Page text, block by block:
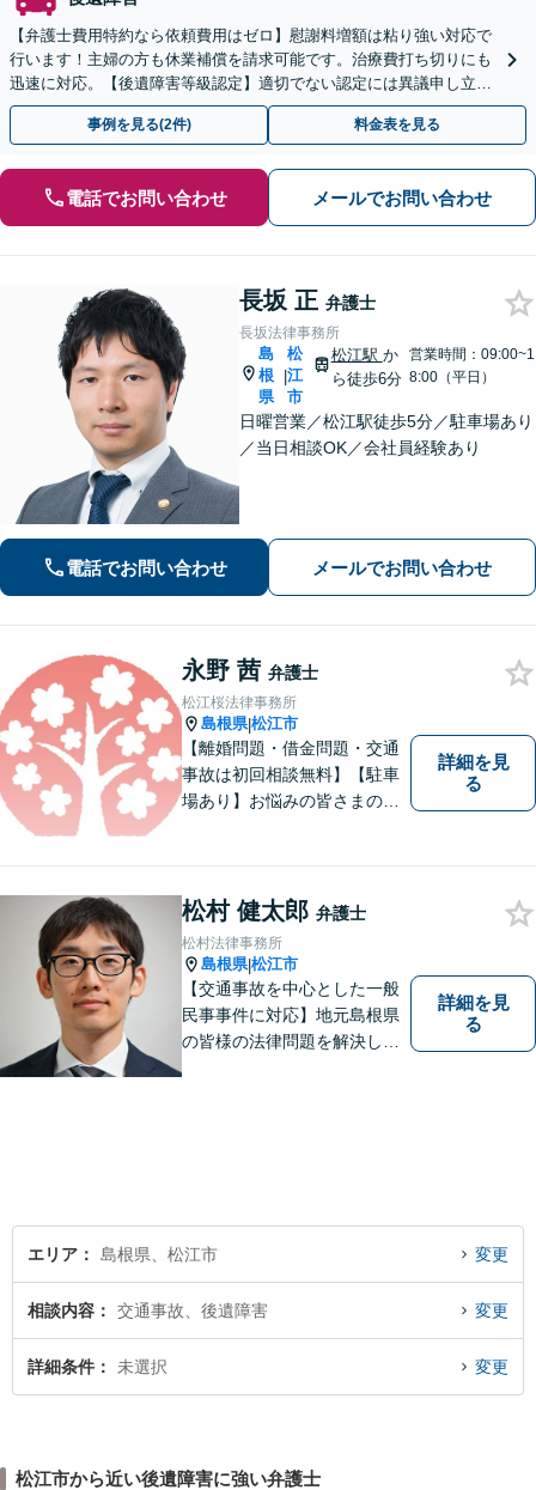
【弁護士費用特約なら依頼費用はゼロ】慰謝料増額は粘り強い対応で
行います！主婦の方も休業補償を請求可能です。治療費打ち切りにも
迅速に対応。【後遺障害等級認定】適切でない認定には異議申し立て
を！
事例を見る(2件) 料金表を見る
電話でお問い合わせ メールでお問い合わせ
長坂 正 弁護士
長坂法律事務所
島
根
県
|
松
江
市
松江駅 か
ら徒歩6分
営業時間：09:00~1
8:00（平日）
日曜営業／松江駅徒歩5分／駐車場あり
／当日相談OK／会社員経験あり
電話でお問い合わせ メールでお問い合わせ
永野 茜 弁護士
松江桜法律事務所
島根県|松江市
【離婚問題・借金問題・交通
事故は初回相談無料】【駐車
場あり】お悩みの皆さまの気
説明で適切かつ迅速な解決を
目指します。
詳細を見
る
松村 健太郎 弁護士
松村法律事務所
島根県|松江市
【交通事故を中心とした一般
民事事件に対応】地元島根県
の皆様の法律問題を解決し、
い。
詳細を見
る
エリア 島根県、松江市 変更
相談内容 交通事故、後遺障害 変更
詳細条件 未選択 変更
松江市から近い後遺障害に強い弁護士